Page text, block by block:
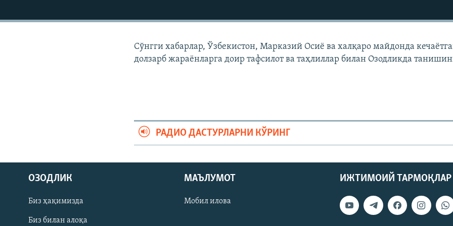
На русском
ИЖТИМОИЙ ТАРМОҚЛАР
Сўнгги хабарлар, Ўзбекистон, Марказий Осиë ва халқаро майдонда
долзарб жараëнларга доир тафсилот ва таҳлиллар билан Озодликда
РАДИО ДАСТУРЛАРНИ КЎРИНГ
ИЖТИМОИЙ ТАРМОҚЛАР
ОЗОДЛИК
Биз ҳақимизда
Биз билан алоқа
МАЪЛУМОТ
Мобил илова